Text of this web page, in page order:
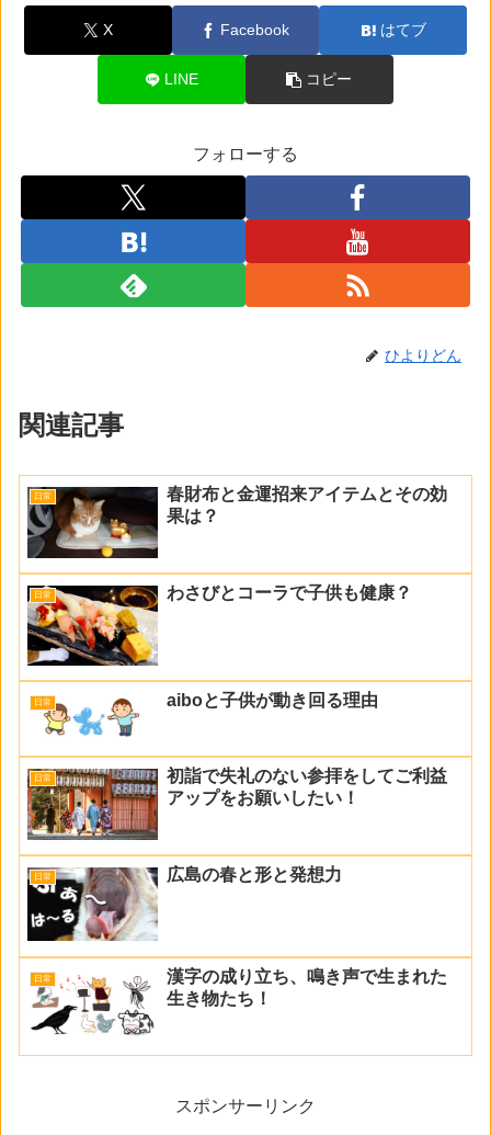
X Facebook はてブ
LINE コピー
フォローする
ひよりどん
関連記事
日常
春財布と金運招来アイテムとその効
果は？
日常 わさびとコーラで子供も健康？
日常 aiboと子供が動き回る理由
日常
初詣で失礼のない参拝をしてご利益
アップをお願いしたい！
日常 広島の春と形と発想力
日常
漢字の成り立ち、鳴き声で生まれた
生き物たち！
スポンサーリンク